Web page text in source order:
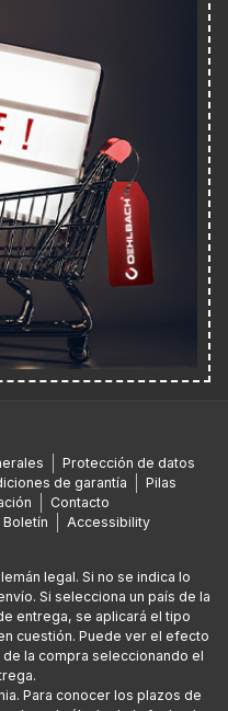
Protección de datos
de garantía
Pilas
Contacto
Boletín Accessibility
legal. Si no se indica lo
Si selecciona un país de la
entrega, se aplicará el tipo
cuestión. Puede ver el efecto
la compra seleccionando el
Para conocer los plazos de